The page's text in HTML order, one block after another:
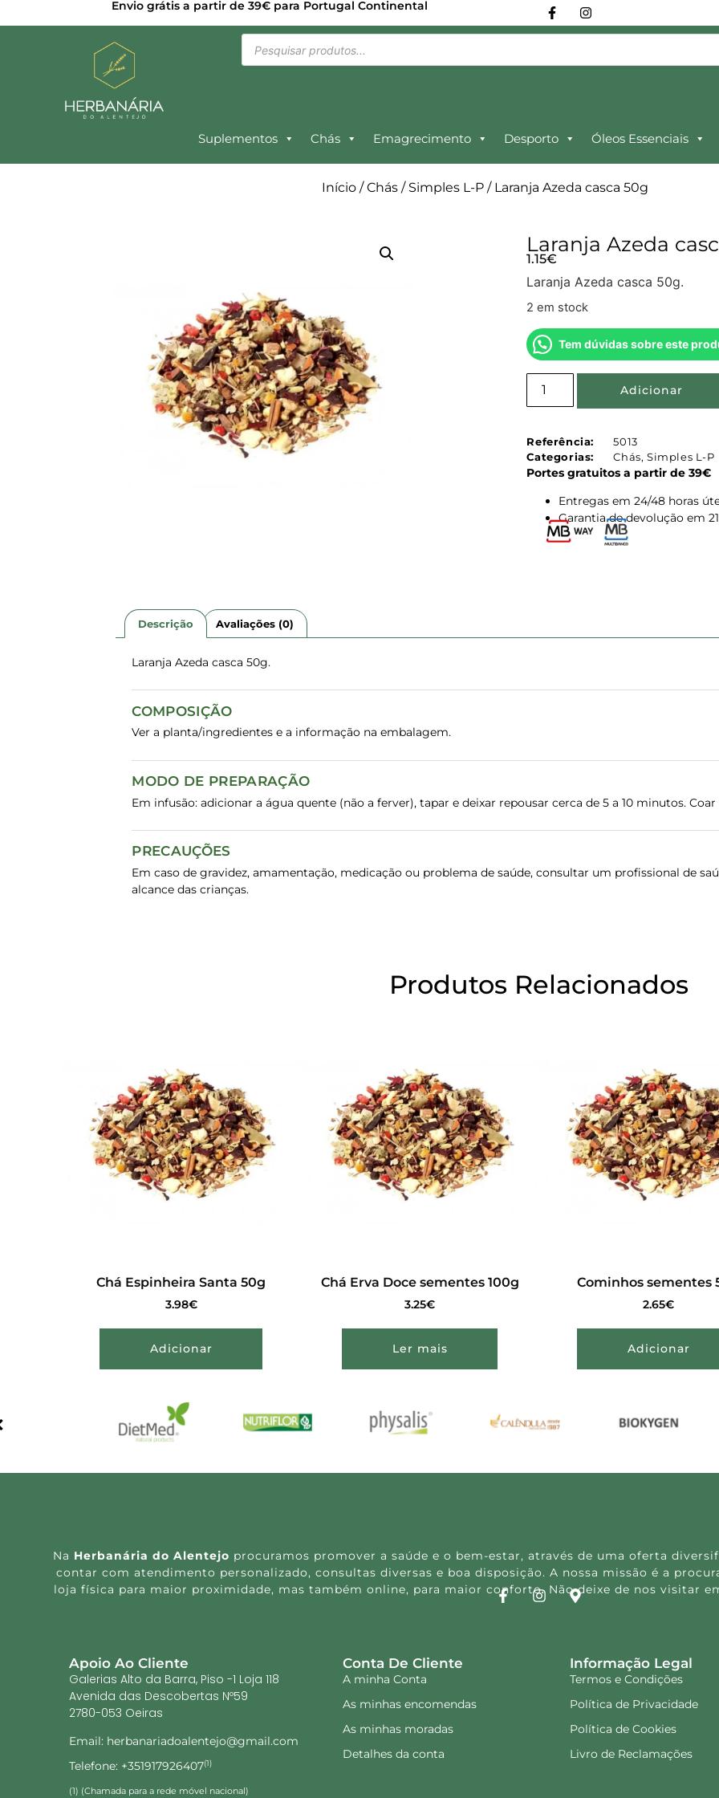
Envio grátis a partir de 39€ para Portugal Continental
Suplementos Chás Emagrecimento Desporto Óleos Essenciais
Início /Chás / Simples L-P / Laranja Azeda casca 50g
Laranja Azeda
1.15€
Laranja Azeda casca 50g.
2 em stock
Tem dúvidas sobre este
Adicionar
Referência:
5013
Categorias:
Chás,Simples L-P
Portes gratuitos a partir de 39€
Entregas em 24/48 horas
Garantia de devolução em
Descrição Avaliações (0)
Laranja Azeda casca 50g.
COMPOSIÇÃO
Ver a planta/ingredientes e a informação na embalagem.
MODO DE PREPARAÇÃO
Em infusão: adicionar a água quente (não a ferver), tapar e deixar repousar cerca de 5 a 10 minutos. Coar
PRECAUÇÕES
Em caso de gravidez, amamentação, medicação ou problema de saúde, consultar um profissional de
alcance das crianças.
Produtos Relacionados
Chá Espinheira Santa 50g
3.98€
Adicionar
Chá Erva Doce sementes 100g
3.25€
Ler mais
Cominhos sementes
2.65€
Adicionar
Na Herbanária do Alentejo procuramos promover a saúde e o bem-estar, através de uma oferta
contar com atendimento personalizado, consultas diversas e boa disposição. A nossa missão é a
loja física para maior proximidade, mas também online, para maior conforto. Não deixe de nos visitar
Apoio Ao Cliente
Galerias Alto da Barra, Piso -1 Loja 118
Avenida das Descobertas Nº59
2780-053 Oeiras
Email: herbanariadoalentejo@gmail.com
Telefone: +351917926407(1)
(1) (Chamada para a rede móvel nacional)
Conta De Cliente
A minha Conta
As minhas encomendas
As minhas moradas
Detalhes da conta
Informação Legal
Termos e Condições
Política de Privacidade
Política de Cookies
Livro de Reclamações